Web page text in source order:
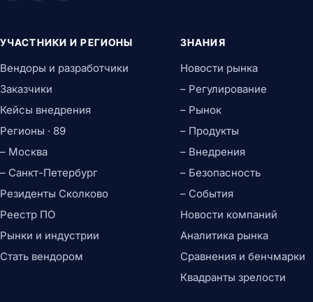
УЧАСТНИКИ И РЕГИОНЫ
Вендоры и разработчики
Заказчики
Кейсы внедрения
Регионы · 89
– Москва
– Санкт-Петербург
Резиденты Сколково
Реестр ПО
Рынки и индустрии
Стать вендором
ЗНАНИЯ
Новости рынка
– Регулирование
– Рынок
– Продукты
– Внедрения
– Безопасность
– События
Новости компаний
Аналитика рынка
Сравнения и бенчмарки
Квадранты зрелости